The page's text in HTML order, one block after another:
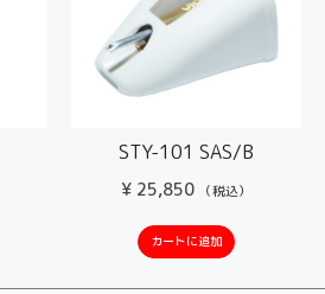
STY-101 SAS/B
¥ 25,850 （税込）
カートに追加